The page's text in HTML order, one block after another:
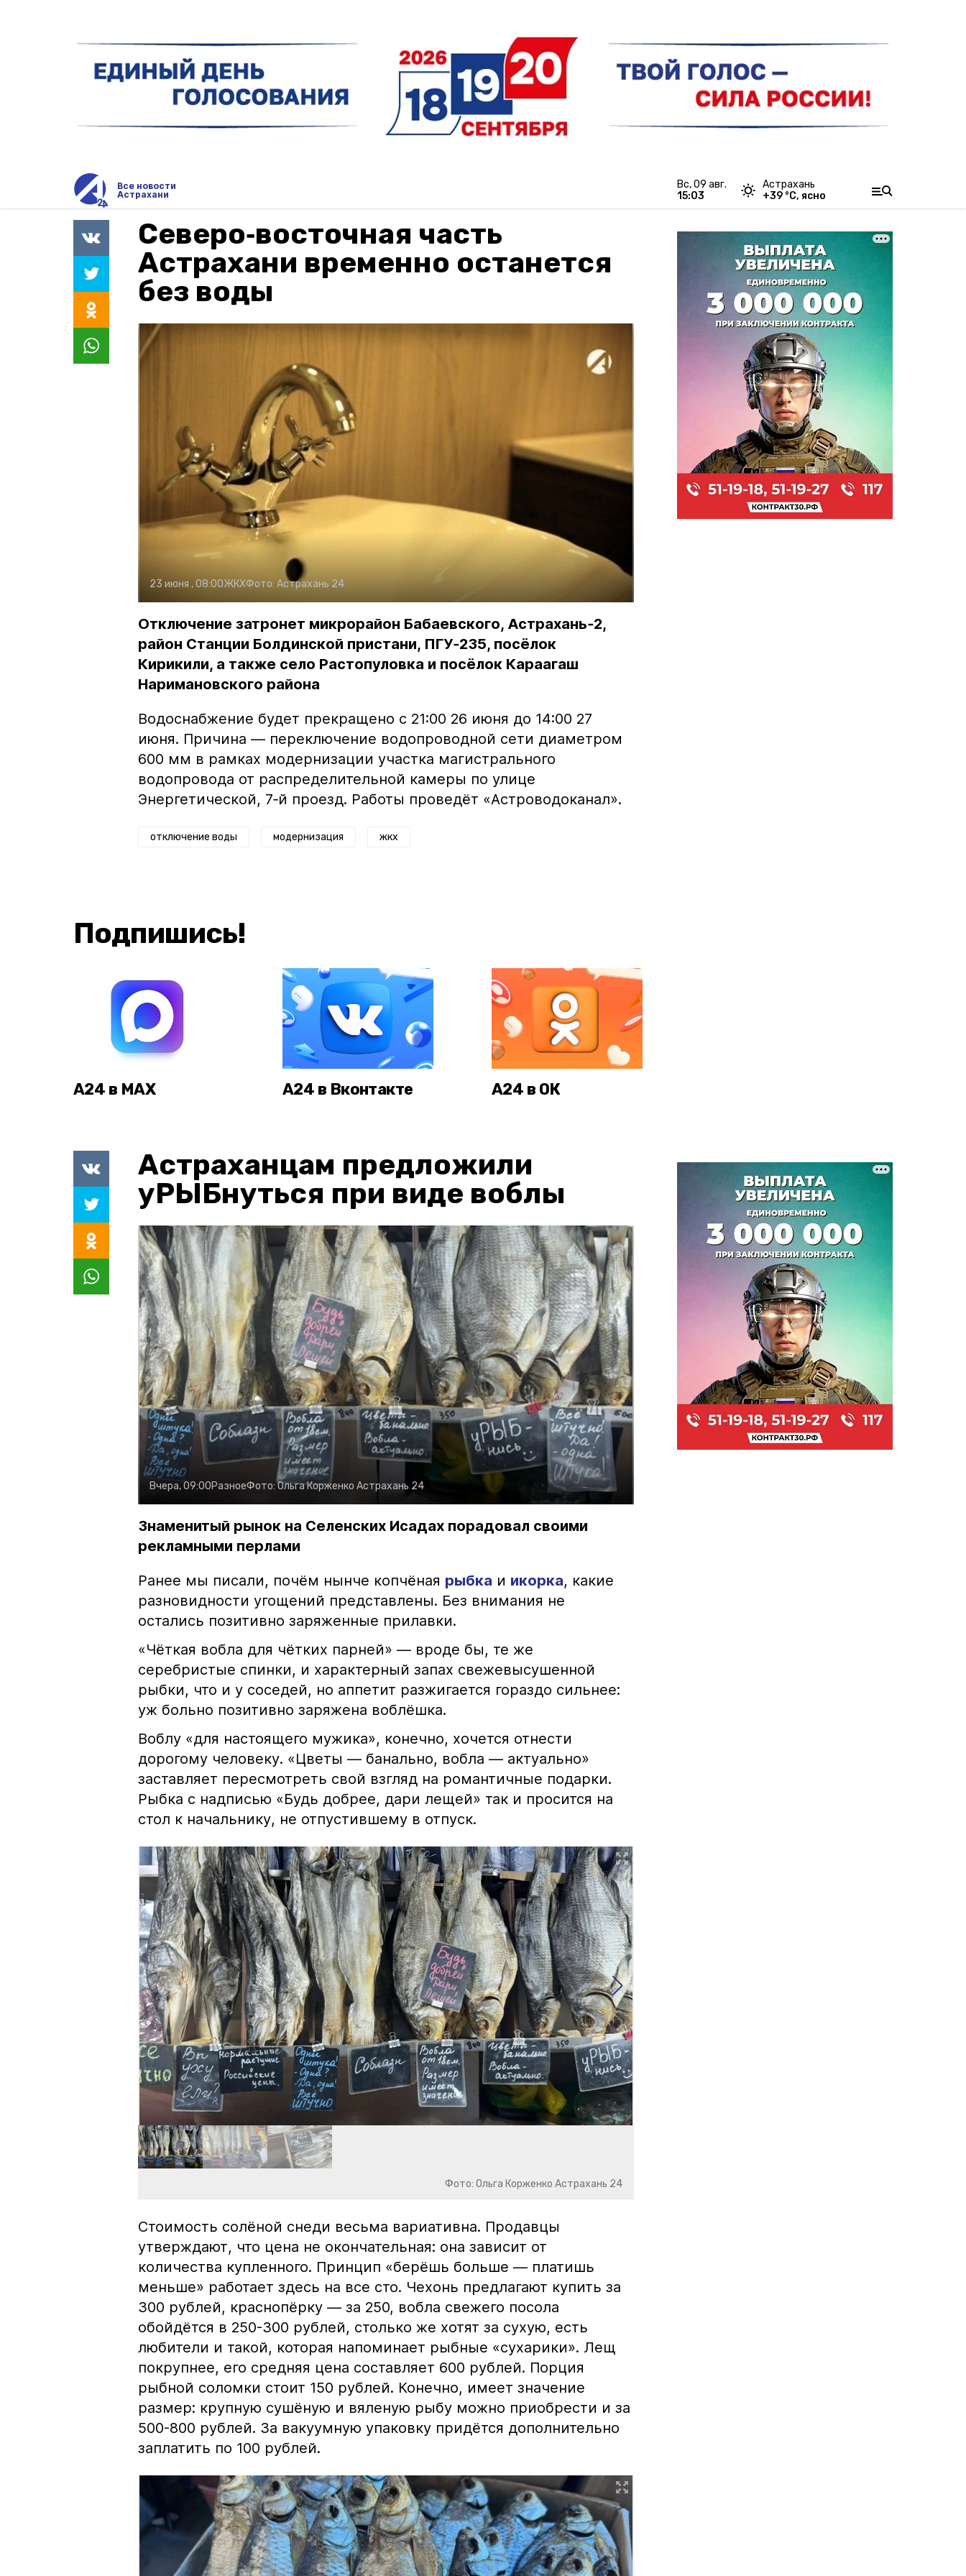
Все новости
Астрахани
вс, 09 авг.
15:03
Астрахань
+39 °С, ясно
Северо‑восточная часть
Астрахани временно останется
без воды
23 июня , 08:00ЖКХФото: Астрахань 24
Отключение затронет микрорайон Бабаевского, Астрахань‑2,
район Станции Болдинской пристани, ПГУ‑235, посёлок
Кирикили, а также село Растопуловка и посёлок Караагаш
Наримановского района
Водоснабжение будет прекращено с 21:00 26 июня до 14:00 27
июня. Причина — переключение водопроводной сети диаметром
600 мм в рамках модернизации участка магистрального
водопровода от распределительной камеры по улице
Энергетической, 7‑й проезд. Работы проведёт «Астроводоканал».
отключение воды модернизация жкх
Подпишись!
А24 в MAX А24 в Вконтакте А24 в ОК
Астраханцам предложили
уРЫБнуться при виде воблы
Вчера, 09:00РазноеФото:Ольга Корженко Астрахань 24
Знаменитый рынок на Селенских Исадах порадовал своими
рекламными перлами
Ранее мы писали, почём нынче копчёная рыбка и икорка, какие
разновидности угощений представлены. Без внимания не
остались позитивно заряженные прилавки.
«Чёткая вобла для чётких парней» — вроде бы, те же
серебристые спинки, и характерный запах свежевысушенной
рыбки, что и у соседей, но аппетит разжигается гораздо сильнее:
уж больно позитивно заряжена воблёшка.
Воблу «для настоящего мужика», конечно, хочется отнести
дорогому человеку. «Цветы — банально, вобла — актуально»
заставляет пересмотреть свой взгляд на романтичные подарки.
Рыбка с надписью «Будь добрее, дари лещей» так и просится на
стол к начальнику, не отпустившему в отпуск.
Фото: Ольга Корженко Астрахань 24
Стоимость солёной снеди весьма вариативна. Продавцы
утверждают, что цена не окончательная: она зависит от
количества купленного. Принцип «берёшь больше — платишь
меньше» работает здесь на все сто. Чехонь предлагают купить за
300 рублей, краснопёрку — за 250, вобла свежего посола
обойдётся в 250-300 рублей, столько же хотят за сухую, есть
любители и такой, которая напоминает рыбные «сухарики». Лещ
покрупнее, его средняя цена составляет 600 рублей. Порция
рыбной соломки стоит 150 рублей. Конечно, имеет значение
размер: крупную сушёную и вяленую рыбу можно приобрести и за
500-800 рублей. За вакуумную упаковку придётся дополнительно
заплатить по 100 рублей.